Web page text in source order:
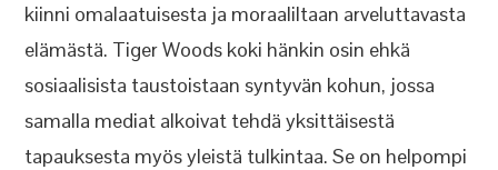
kiinni omalaatuisesta ja moraaliltaan arveluttavasta
elämästä. Tiger Woods koki hänkin osin ehkä
sosiaalisista taustoistaan syntyvän kohun, jossa
samalla mediat alkoivat tehdä yksittäisestä
tapauksesta myös yleistä tulkintaa. Se on helpompi